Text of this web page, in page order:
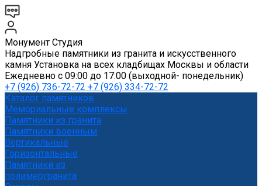
Монумент Студия
Надгробные памятники из гранита и искусственного
камня Установка на всех кладбищах Москвы и области
Ежедневно с 09:00 до 17:00 (выходной- понедельник)
+7 (926) 736-72-72 +7 (926) 334-72-72
Каталог памятников
Мемориальные комплексы
Памятники из гранита
Памятники военным
Вертикальные
Горизонтальные
Памятники из
полимергранита